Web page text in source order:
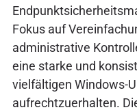
Fokus auf
administrative
eine starke und
vielfältigen Windows-
aufrechtzuerhalten.